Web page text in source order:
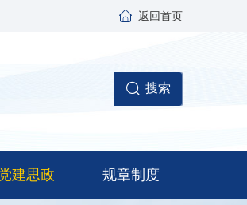
返回首页
搜索
建思政 规章制度